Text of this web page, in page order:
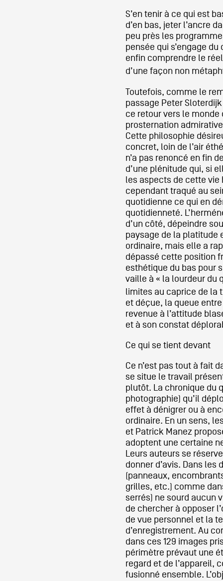
S’en tenir à ce qui est
d’en bas, jeter l’ancre
peu près les
pensée qui s’engage
enfin comprendre le
d’une façon non
Toutefois, comme le
passage Peter
ce retour vers le monde
prosternation
Cette philosophie
concret, loin de l’air
n’a pas renoncé en fin
d’une plénitude qui, si
les aspects de cette
cependant traqué au
quotidienne ce qui en
quotidienneté.
d’un côté, dépeindre
paysage de la platitude
ordinaire, mais elle a
dépassé cette position
esthétique du bas pour
vaille à « la lourdeur du
limites au caprice de la
et déçue, la queue
revenue à l’attitude
et à son constat
Ce qui se tient devant
Ce n’est pas tout à fait
se situe le travail
plutôt. La chronique du
photographie) qu’il
effet à dénigrer ou à
ordinaire. En un sens,
et Patrick Manez
adoptent une certaine
Leurs auteurs se
donner d’avis. Dans les
(panneaux,
grilles, etc.) comme
serrés) ne sourd aucun
de chercher à opposer
de vue personnel et la
d’enregistrement. Au
dans ces 129 images
périmètre prévaut une
regard et de l’appareil,
fusionné ensemble.